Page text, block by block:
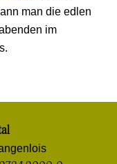
man die edlen
im